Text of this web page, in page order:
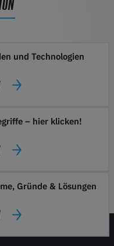
und Technologien
– hier klicken!
Gründe & Lösungen